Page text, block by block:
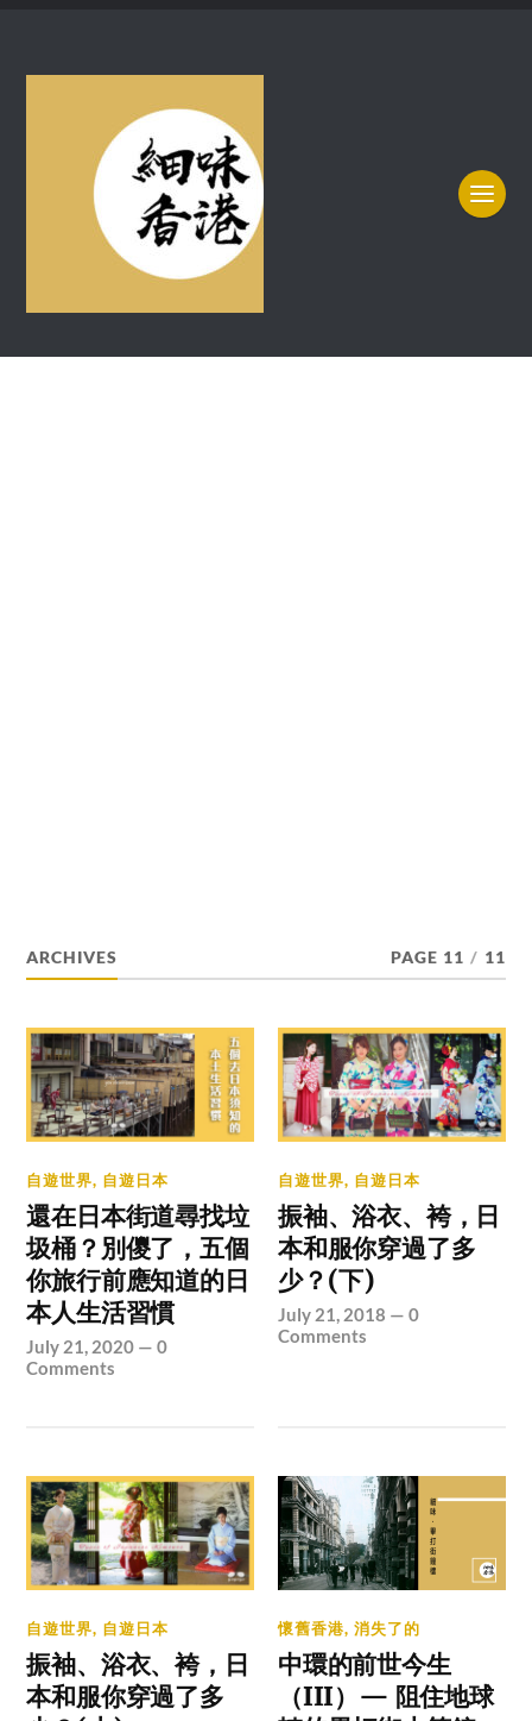
ARCHIVES PAGE 11 / 11
自遊世界, 自遊日本
還在日本街道尋找垃
圾桶？別儍了，五個
你旅行前應知道的日
本人生活習慣
July 21, 2020 —0
Comments
自遊世界, 自遊日本
振袖、浴衣、袴，日
本和服你穿過了多
少？(下)
July 21, 2018 —0
Comments
自遊世界, 自遊日本
振袖、浴衣、袴，日
本和服你穿過了多
懷舊香港,消失了的
中環的前世今生
（III）— 阻住地球